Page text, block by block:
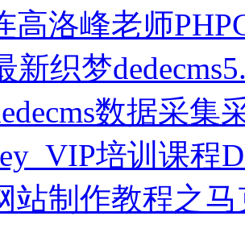
高洛峰老师
新织梦
数据采集
培训课程
站制作教程之